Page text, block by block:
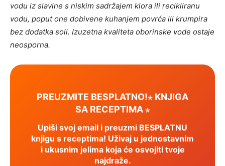
vodu iz slavine s niskim sadržajem klora ili recikliranu
vodu, poput one dobivene kuhanjem povrća ili krumpira
bez dodatka soli. Izuzetna kvaliteta oborinske vode ostaje
neosporna.
PREUZMITE BESPLATNO!⋆ KNJIGA
SA RECEPTIMA ⋆
Upiši svoj email i preuzmi BESPLATNU
knjigu s receptima! Uživaj u jednostavnim
i ukusnim jelima koja će osvojiti tvoje
najdraže.